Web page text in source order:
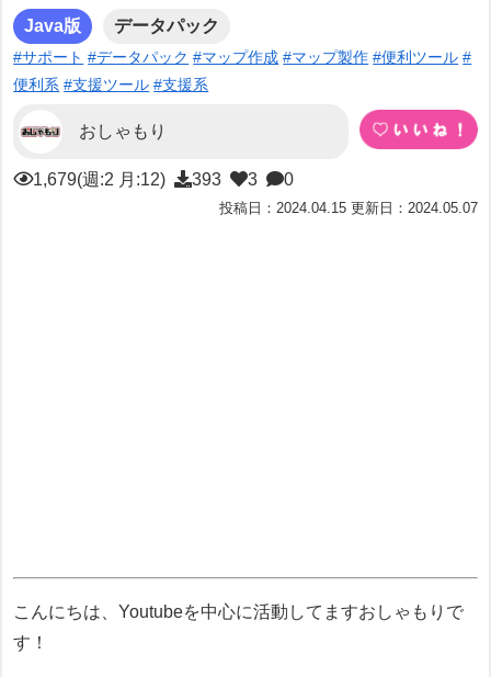
Java版 データパック
#サポート #データパック #マップ作成 #マップ製作 #便利ツール #
便利系 #支援ツール #支援系
おしゃもり
1,679(週:2 月:12) 393 3 0
投稿日：2024.04.15 更新日：2024.05.07
こんにちは、Youtubeを中心に活動してますおしゃもりで
す！